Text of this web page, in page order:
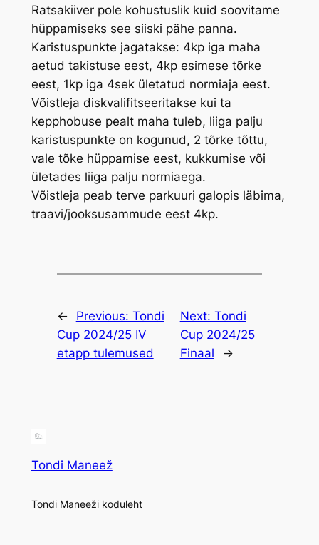
Ratsakiiver pole kohustuslik kuid soovitame
hüppamiseks see siiski pähe panna.
Karistuspunkte jagatakse: 4kp iga maha
aetud takistuse eest, 4kp esimese tõrke
eest, 1kp iga 4sek ületatud normiaja eest.
Võistleja diskvalifitseeritakse kui ta
kepphobuse pealt maha tuleb, liiga palju
karistuspunkte on kogunud, 2 tõrke tõttu,
vale tõke hüppamise eest, kukkumise või
ületades liiga palju normiaega.
Võistleja peab terve parkuuri galopis läbima,
traavi/jooksusammude eest 4kp.
← Previous: Tondi
Cup 2024/25 IV
etapp tulemused
Next: Tondi
Cup 2024/25
Finaal
→
Tondi Maneež
Tondi Maneeži koduleht